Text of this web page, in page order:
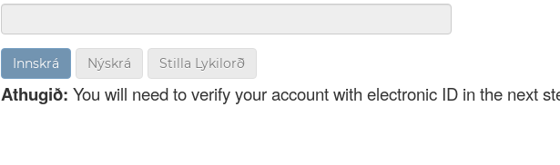
Nýskrá Stilla Lykilorð
Athugið: You will need to verify your account with electronic ID in the next